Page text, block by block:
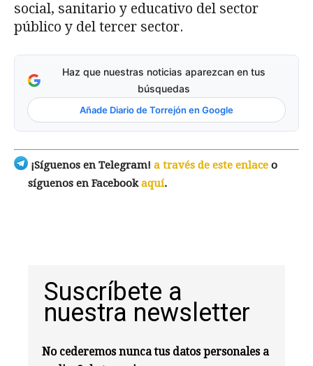
social, sanitario y educativo del sector
público y del tercer sector.
Haz que nuestras noticias aparezcan en tus
búsquedas
Añade Diario de Torrejón en Google
¡Síguenos en Telegram! a través de este enlace o
síguenos en Facebookaquí.
Suscríbete a
nuestra newsletter
No cederemos nunca tus datos personales a